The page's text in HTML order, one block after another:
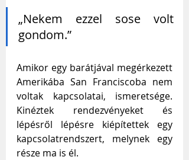
„Nekem ezzel sose volt
gondom.”
Amikor egy barátjával megérkezett
Amerikába San Franciscoba nem
voltak kapcsolatai, ismeretsége.
Kinéztek rendezvényeket és
lépésről lépésre kiépítettek egy
kapcsolatrendszert, melynek egy
része ma is él.